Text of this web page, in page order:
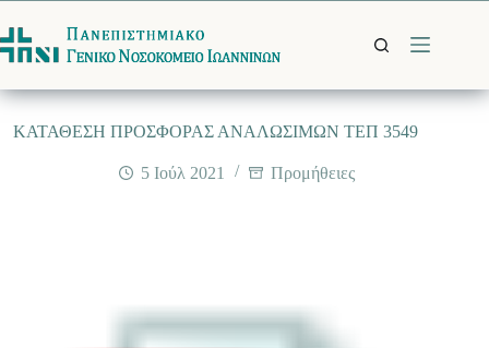
στο
περιεχόμενο
ΚΑΤΑΘΕΣΗ ΠΡΟΣΦΟΡΑΣ ΑΝΑΛΩΣΙΜΩΝ ΤΕΠ 3549
5 Ιούλ 2021 Προμήθειες